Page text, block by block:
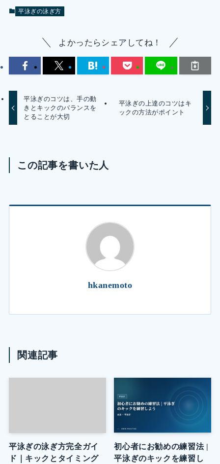
平泳ぎの泳ぎ方
よかったらシェアしてね！
平泳ぎのコツは、手の動
きとキックのバランスを
とることが大切
平泳ぎの上達のコツはキ
ックの方法がポイント
この記事を書いた人
hkanemoto
関連記事
平泳ぎの泳ぎ方完全ガイ
ド｜キックとタイミング
初心者にお勧めの練習法 |
平泳ぎのキックを練習し